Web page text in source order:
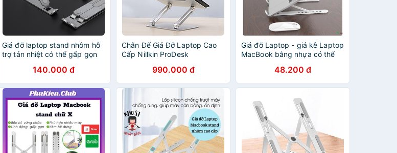
Giá đỡ laptop stand nhôm hỗ
trợ tản nhiệt có thể gấp gọn
macbook surface
140.000 đ
Chân Đế Giá Đỡ Laptop Cao
Cấp Nillkin ProDesk
Macbook / Laptop Surface /
Laptop Asus / Laptop HP /
Laptop Dell / Laptop Lenovo /
Laptop LG / Laptop Acer /
Laptop MSI - Hàng Nhập
Khẩu
990.000 đ
Giá đỡ Laptop - giá kê Laptop
MacBook bằng nhựa có thể
theo nhu cầu Laptop Stand -
dc4433
48.200 đ